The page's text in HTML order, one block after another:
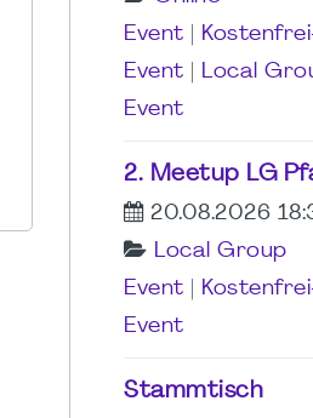
Event
Event
Local
Event
2. Meetup LG
20.08.2026
Local Group
Event
Event
Stammtisch